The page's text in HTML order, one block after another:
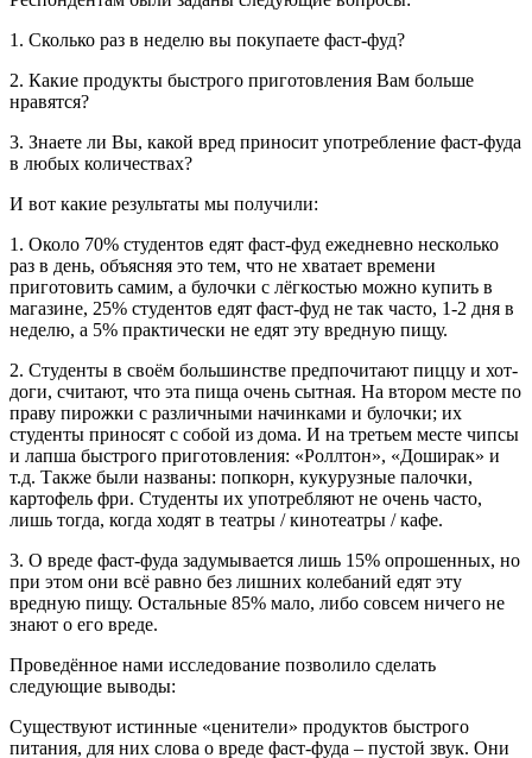
1. Сколько раз в неделю вы покупаете фаст-фуд?
2. Какие продукты быстрого приготовления Вам больше
нравятся?
3. Знаете ли Вы, какой вред приносит употребление фаст-фуда
в любых количествах?
И вот какие результаты мы получили:
1. Около 70% студентов едят фаст-фуд ежедневно несколько
раз в день, объясняя это тем, что не хватает времени
приготовить самим, а булочки с лёгкостью можно купить в
магазине, 25% студентов едят фаст-фуд не так часто, 1-2 дня в
неделю, а 5% практически не едят эту вредную пищу.
2. Студенты в своём большинстве предпочитают пиццу и хот-
доги, считают, что эта пища очень сытная. На втором месте по
праву пирожки с различными начинками и булочки; их
студенты приносят с собой из дома. И на третьем месте чипсы
и лапша быстрого приготовления: «Роллтон», «Доширак» и
т.д. Также были названы: попкорн, кукурузные палочки,
картофель фри. Студенты их употребляют не очень часто,
лишь тогда, когда ходят в театры / кинотеатры / кафе.
3. О вреде фаст-фуда задумывается лишь 15% опрошенных, но
при этом они всё равно без лишних колебаний едят эту
вредную пищу. Остальные 85% мало, либо совсем ничего не
знают о его вреде.
Проведённое нами исследование позволило сделать
следующие выводы:
Существуют истинные «ценители» продуктов быстрого
питания, для них слова о вреде фаст-фуда – пустой звук. Они